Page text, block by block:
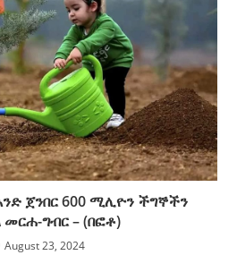
ጀንበር 600 ሚሊዮን ችግኞችን
ግብር – (በፎቶ)
August 23, 2024